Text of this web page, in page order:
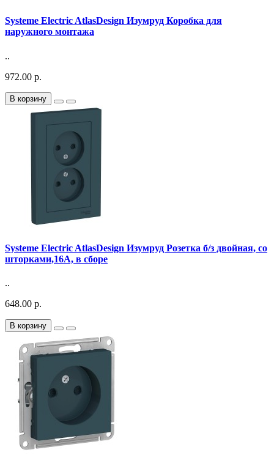
Systeme Electric AtlasDesign Изумруд Коробка для
наружного монтажа
..
972.00 р.
В корзину
Systeme Electric AtlasDesign Изумруд Розетка б/з двойная, со
шторками,16А, в сборе
..
648.00 р.
В корзину